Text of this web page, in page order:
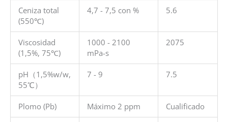
Ceniza total
(550℃)
4,7 - 7,5 con % 5.6
Viscosidad
(1,5%, 75℃)
1000 - 2100
mPa-s
2075
pH（1,5%w/w,
55℃）
7 - 9 7.5
Plomo (Pb) Máximo 2 ppm Cualificado